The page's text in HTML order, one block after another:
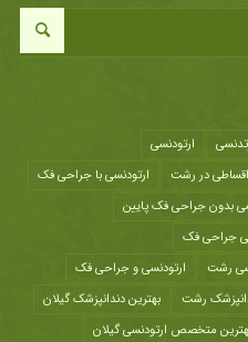
ارتودنسی
اقساطی در رشت
ارتودنسی با جراحی فک
بدون جراحی فک پایین
جراحی فک
رشت
ارتودنسی و جراحی فک
رشت
بهترین دندانپزشک گیلان
متخصص ارتودنسی گیلان